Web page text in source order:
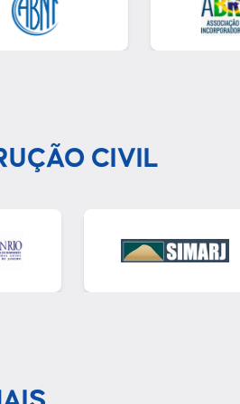
CIVIL